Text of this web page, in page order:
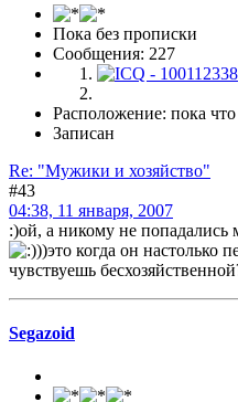
Пока без прописки
Сообщения: 227
Расположение: пока
Записан
Re: "Мужики и хозяйство"
#43
04:38, 11 января, 2007
:)ой, а никому не
))это когда он настолько
чувствуешь
Segazoid